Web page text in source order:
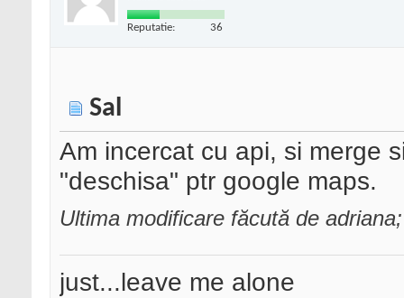
Reputatie: 36
Sal
Am incercat cu api, si merge
"deschisa" ptr google maps.
Ultima modificare făcută de
just...leave me alone